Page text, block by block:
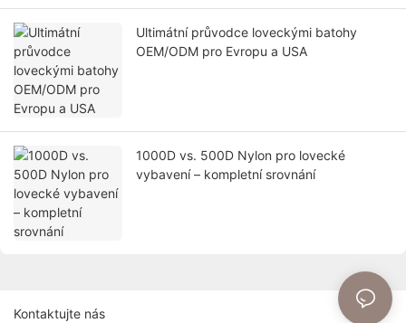
Ultimátní průvodce loveckými batohy
OEM/ODM pro Evropu a USA
1000D vs. 500D Nylon pro lovecké
vybavení – kompletní srovnání
Kontaktujte nás